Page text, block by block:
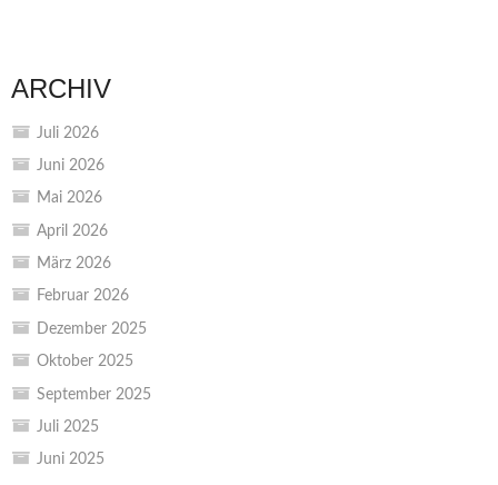
ARCHIV
Juli 2026
Juni 2026
Mai 2026
April 2026
März 2026
Februar 2026
Dezember 2025
Oktober 2025
September 2025
Juli 2025
Juni 2025